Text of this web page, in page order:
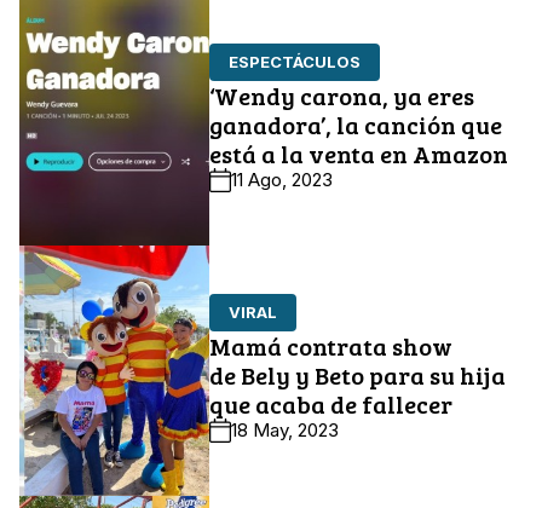
ESPECTÁCULOS
‘Wendy carona, ya eres
ganadora’, la canción que
está a la venta en Amazon
11 Ago, 2023
VIRAL
Mamá contrata show
de Bely y Beto para su hija
que acaba de fallecer
18 May, 2023